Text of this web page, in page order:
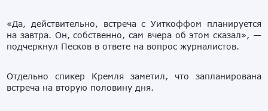
«Да, действительно, встреча с Уиткоффом планируется
на завтра. Он, собственно, сам вчера об этом сказал», —
подчеркнул Песков в ответе на вопрос журналистов.
Отдельно спикер Кремля заметил, что запланирована
встреча на вторую половину дня.